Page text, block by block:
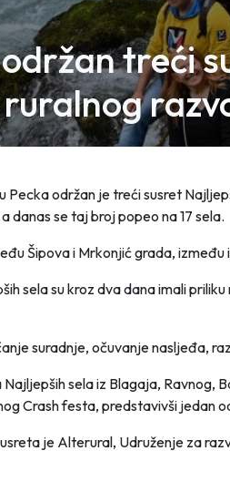
treći
Pecka održan je treći susret
danas se taj broj popeo na 17 sela.
Šipova i Mrkonjić grada,
sela su kroz dva dana imali
suradnje, očuvanje nasljeđa,
sela iz Blagaja, Ravnog,
Crash festa, predstavivši jedan
je Alterural, Udruženje za